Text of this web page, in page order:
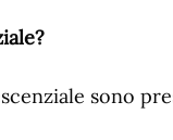
sono